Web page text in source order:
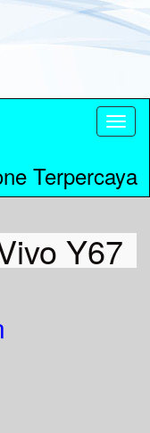
Terpercaya
Y67